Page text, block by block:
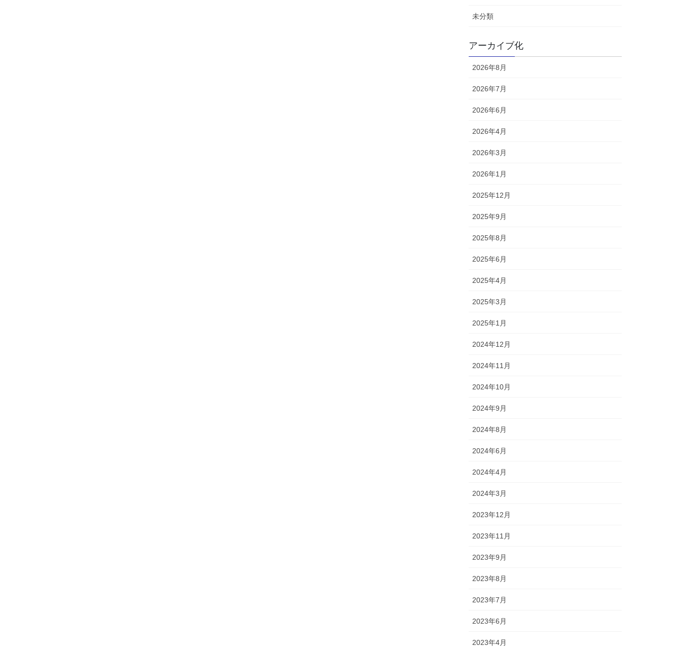
未分類
アーカイブ化
2026年8月
2026年7月
2026年6月
2026年4月
2026年3月
2026年1月
2025年12月
2025年9月
2025年8月
2025年6月
2025年4月
2025年3月
2025年1月
2024年12月
2024年11月
2024年10月
2024年9月
2024年8月
2024年6月
2024年4月
2024年3月
2023年12月
2023年11月
2023年9月
2023年8月
2023年7月
2023年6月
2023年4月